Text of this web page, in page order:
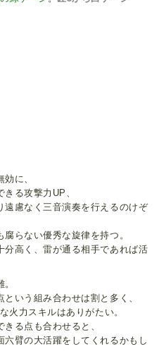
に、
る攻撃力UP、
遠慮なく三音演奏を行えるのけぞ
らない優秀な旋律を持つ。
分高く、雷が通る相手であれば活
いう組み合わせは割と多く、
火力スキルはありがたい。
る点も合わせると、
六臂の大活躍をしてくれるかもし